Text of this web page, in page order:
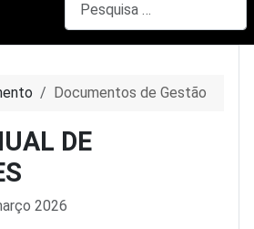
Documentos de Gestão
DE
2026